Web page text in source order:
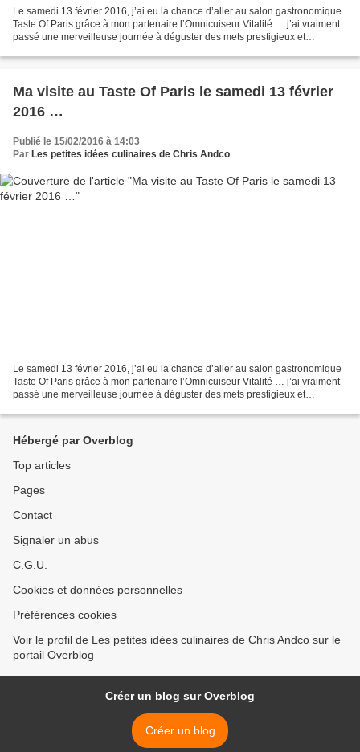
Le samedi 13 février 2016, j’ai eu la chance d’aller au salon gastronomique
Taste Of Paris grâce à mon partenaire l’Omnicuiseur Vitalité … j’ai vraiment
passé une merveilleuse journée à déguster des mets prestigieux et
Ma visite au Taste Of Paris le samedi 13 février
2016 …
Publié le 15/02/2016 à 14:03
Par Les petites idées culinaires de Chris Andco
Le samedi 13 février 2016, j’ai eu la chance d’aller au salon gastronomique
Taste Of Paris grâce à mon partenaire l’Omnicuiseur Vitalité … j’ai vraiment
passé une merveilleuse journée à déguster des mets prestigieux et
Hébergé par Overblog
Top articles
Pages
Contact
Signaler un abus
C.G.U.
Cookies et données personnelles
Préférences cookies
Voir le profil de Les petites idées culinaires de Chris Andco sur le
portail Overblog
Créer un blog sur Overblog
Créer un blog